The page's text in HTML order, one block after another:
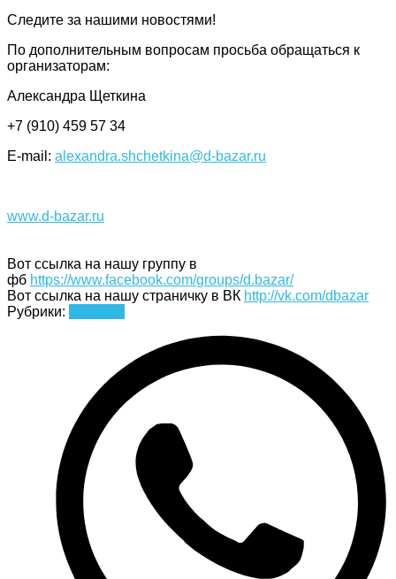
Следите за нашими новостями!
По дополнительным вопросам просьба обращаться к
организаторам:
Александра Щеткина
+7 (910) 459 57 34
E-mail: alexandra.shchetkina@d-bazar.ru
www.d-bazar.ru
Вот ссылка на нашу группу в
фб https://www.facebook.com/groups/d.bazar/
Вот ссылка на нашу страничку в ВК http://vk.com/dbazar
Рубрики: